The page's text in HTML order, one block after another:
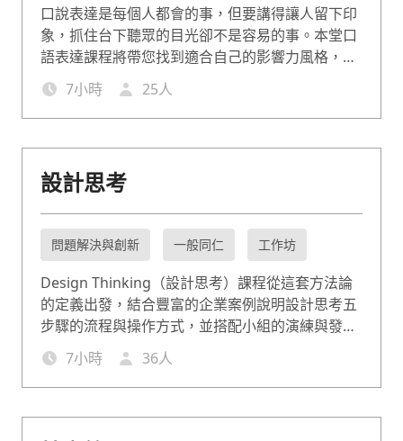
口說表達是每個人都會的事，但要講得讓人留下印
象，抓住台下聽眾的目光卻不是容易的事。本堂口
語表達課程將帶您找到適合自己的影響力風格，掌
握對外發言和對內溝通都適用的表達技巧。將腦中
想法說得條理分明又動聽，有效發揮的口語表達的
影響力。
7小時 25人
設計思考
問題解決與創新 一般同仁 工作坊
Design Thinking（設計思考）課程從這套方法論
的定義出發，結合豐富的企業案例說明設計思考五
步驟的流程與操作方式，並搭配小組的演練與發
表，讓知識能即學即用。協助企業藉由設計思考課
程激發員工的創新想法，在瞬息萬變的市場中常保
競爭力。
7小時 36人